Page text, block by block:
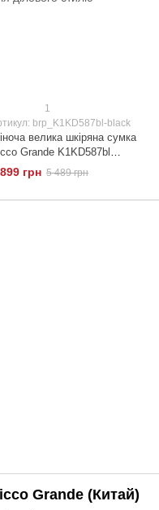
1
brp_K1KD587bl-black
велика шкіряна сумка
Grande K1KD587bl
кольору для ділового
грн 5 489 грн
Grande (Китай)